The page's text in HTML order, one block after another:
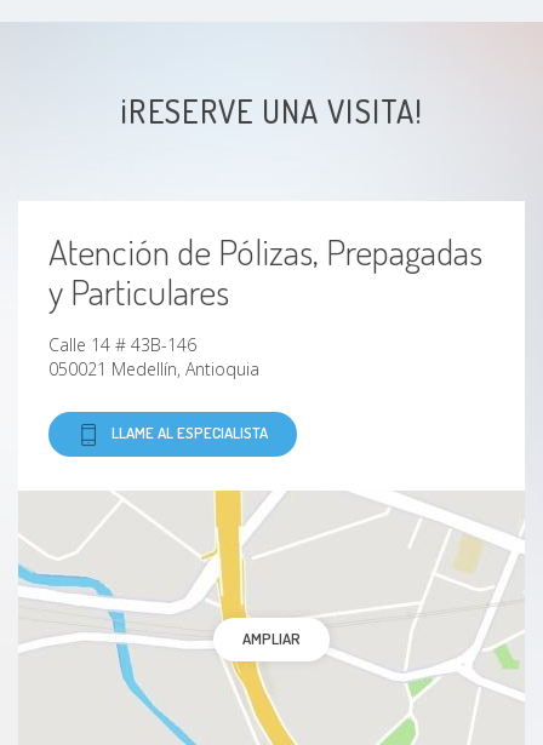
¡RESERVE UNA VISITA!
Atención de Pólizas, Prepagadas
y Particulares
Calle 14 # 43B-146
050021 Medellín, Antioquia
LLAME AL ESPECIALISTA
AMPLIAR